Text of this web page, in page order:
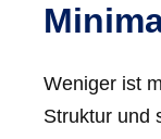
Weniger ist
Struktur und